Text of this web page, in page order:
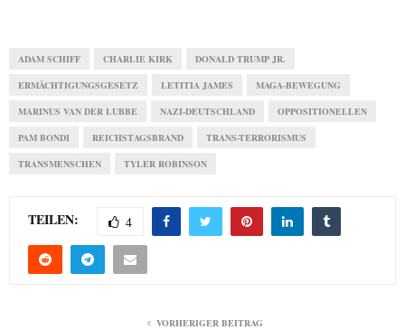
ADAM SCHIFF CHARLIE KIRK DONALD TRUMP JR.
ERMÄCHTIGUNGSGESETZ LETITIA JAMES MAGA-BEWEGUNG
MARINUS VAN DER LUBBE NAZI-DEUTSCHLAND OPPOSITIONELLEN
PAM BONDI REICHSTAGSBRAND TRANS-TERRORISMUS
TRANSMENSCHEN TYLER ROBINSON
TEILEN: 4
VORHERIGER BEITRAG